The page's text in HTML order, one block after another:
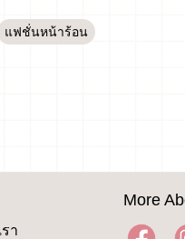
แฟชั่นหน้าร้อน
า
More